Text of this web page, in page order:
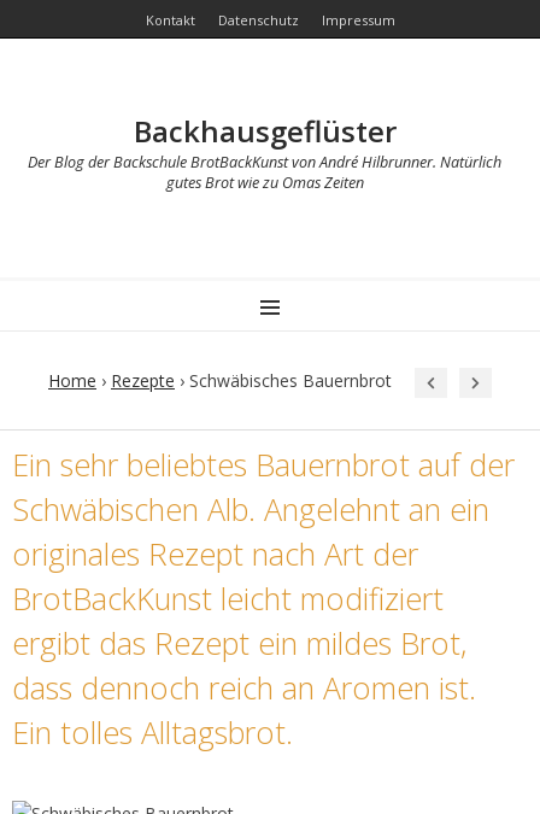
Kontakt Datenschutz Impressum
Backhausgeflüster
Der Blog der Backschule BrotBackKunst von André Hilbrunner. Natürlich
gutes Brot wie zu Omas Zeiten
MENU
Home › Rezepte › Schwäbisches Bauernbrot
Ein sehr beliebtes Bauernbrot auf der
Schwäbischen Alb. Angelehnt an ein
originales Rezept nach Art der
BrotBackKunst leicht modifiziert
ergibt das Rezept ein mildes Brot,
dass dennoch reich an Aromen ist.
Ein tolles Alltagsbrot.
Post
navigation